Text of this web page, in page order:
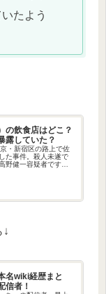
たよう
の飲食店はどこ？
露していた？
・新宿区の路上で佐
た事件。殺人未遂で
野健一容疑者です。
...
名wiki経歴まと
信者！